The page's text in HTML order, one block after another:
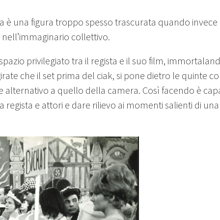
è una figura troppo spesso trascurata quando invece
collettivo.
privilegiato tra il regista e il suo film,
che il set prima del ciak, si pone dietro le quinte
alternativo a quello della camera. Così facendo è
regista e attori e dare rilievo ai momenti salienti di